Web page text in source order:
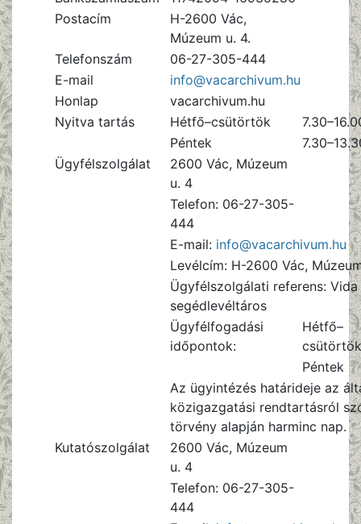
Postacím
H-2600 Vác,
Múzeum u. 4.
Telefonszám
06-27-305-444
E-mail
info@vacarchivum.hu
Honlap
vacarchivum.hu
Nyitva tartás
Hétfő–csütörtök
Péntek
Ügyfélszolgálat
2600 Vác, Múzeum
u. 4
Telefon: 06-27-305-
444
E-mail: info@vacarchivum.hu
Levélcím: H-2600 Vác,
Ügyfélszolgálati referens:
segédlevéltáros
Ügyfélfogadási
időpontok:
Hétfő–
csütörtök
Péntek
Az ügyintézés határideje az
közigazgatási rendtartásról
törvény alapján harminc nap.
Kutatószolgálat
2600 Vác, Múzeum
u. 4
Telefon: 06-27-305-
444